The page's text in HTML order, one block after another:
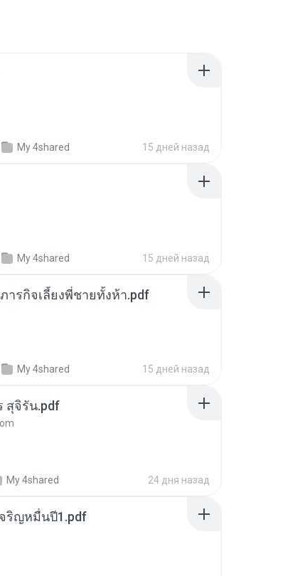
My 4shared 15 дней назад
My 4shared 15 дней назад
รกิจเลี้ยงพี่ชายทั้งห้า.pdf
My 4shared 15 дней назад
สุจิรัน.pdf
My 4shared 24 дня назад
ริญหมื่นปี1.pdf